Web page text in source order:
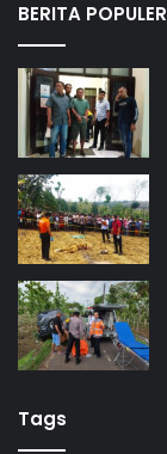
BERITA POPULER
Tags